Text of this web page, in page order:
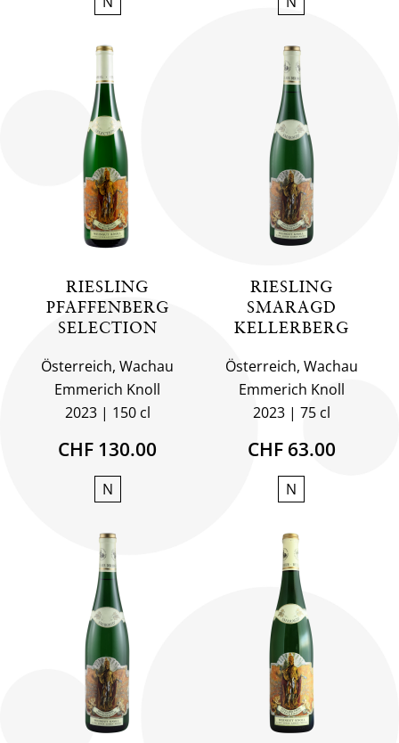
RIESLING
PFAFFENBERG
SELECTION
Österreich, Wachau
Emmerich Knoll
2023
150 cl
CHF 130.00
N
RIESLING
SMARAGD
KELLERBERG
Österreich, Wachau
Emmerich Knoll
2023
75 cl
CHF 63.00
N